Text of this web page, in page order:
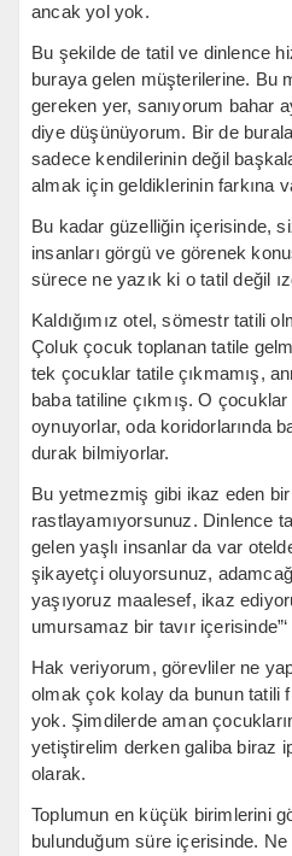
ancak yol yok.
Bu şekilde de tatil ve dinlence
buraya gelen müşterilerine. Bu
gereken yer, sanıyorum bahar
diye düşünüyorum. Bir de
sadece kendilerinin değil
almak için geldiklerinin farkına
Bu kadar güzelliğin içerisinde,
insanları görgü ve görenek
sürece ne yazık ki o tatil değil
Kaldığımız otel, sömestr tatili
Çoluk çocuk toplanan tatile
tek çocuklar tatile çıkmamış,
baba tatiline çıkmış. O
oynuyorlar, oda koridorlarında
durak bilmiyorlar.
Bu yetmezmiş gibi ikaz eden
rastlayamıyorsunuz. Dinlence
gelen yaşlı insanlar da var
şikayetçi oluyorsunuz,
yaşıyoruz maalesef, ikaz
umursamaz bir tavır
Hak veriyorum, görevliler ne
olmak çok kolay da bunun tatili
yok. Şimdilerde aman
yetiştirelim derken galiba biraz
olarak.
Toplumun en küçük birimlerini
bulunduğum süre içerisinde.